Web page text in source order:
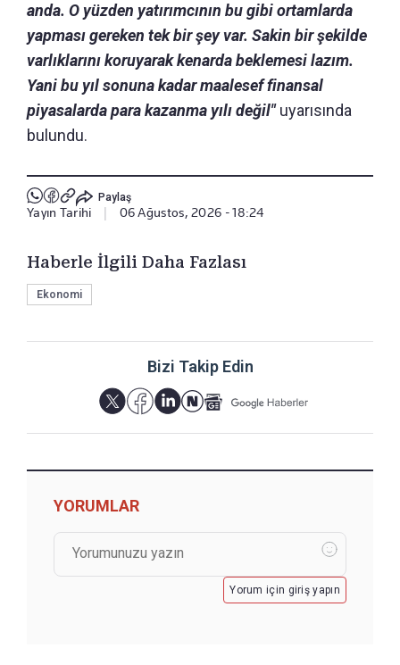
anda. O yüzden yatırımcının bu gibi ortamlarda
yapması gereken tek bir şey var. Sakin bir şekilde
varlıklarını koruyarak kenarda beklemesi lazım.
Yani bu yıl sonuna kadar maalesef finansal
piyasalarda para kazanma yılı değil"uyarısında
bulundu.
Paylaş
Yayın Tarihi 06 Ağustos, 2026 - 18:24
Haberle İlgili Daha Fazlası
Ekonomi
Bizi Takip Edin
YORUMLAR
Yorum için giriş yapın